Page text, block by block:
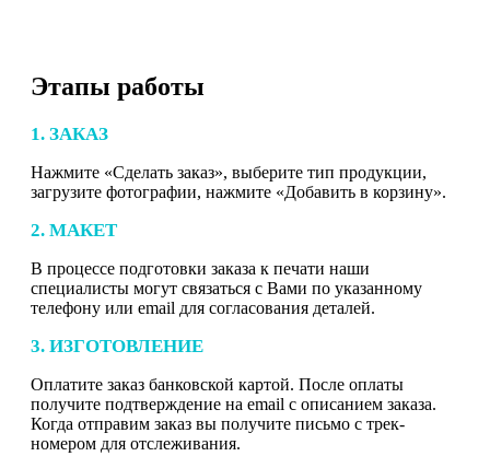
Этапы работы
1. ЗАКАЗ
Нажмите «Сделать заказ», выберите тип продукции,
загрузите фотографии, нажмите «Добавить в корзину».
2. МАКЕТ
В процессе подготовки заказа к печати наши
специалисты могут связаться с Вами по указанному
телефону или email для согласования деталей.
3. ИЗГОТОВЛЕНИЕ
Оплатите заказ банковской картой. После оплаты
получите подтверждение на email с описанием заказа.
Когда отправим заказ вы получите письмо с трек-
номером для отслеживания.